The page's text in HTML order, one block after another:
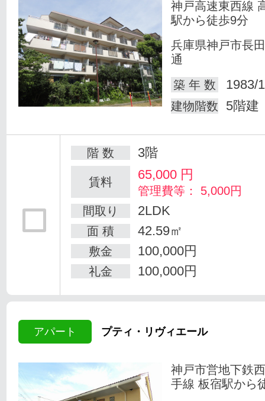
神戸高速東西線
駅から徒歩9分
兵庫県神戸市長
通
築 年 数
1983/
建物階数 5階建
階 数 3階
賃料 65,000 円
管理費等： 5,000円
間取り
2LDK
面 積 42.59㎡
敷金 100,000円
礼金 100,000円
アパート プティ・リヴィエール
神戸市営地下鉄
手線 板宿駅から